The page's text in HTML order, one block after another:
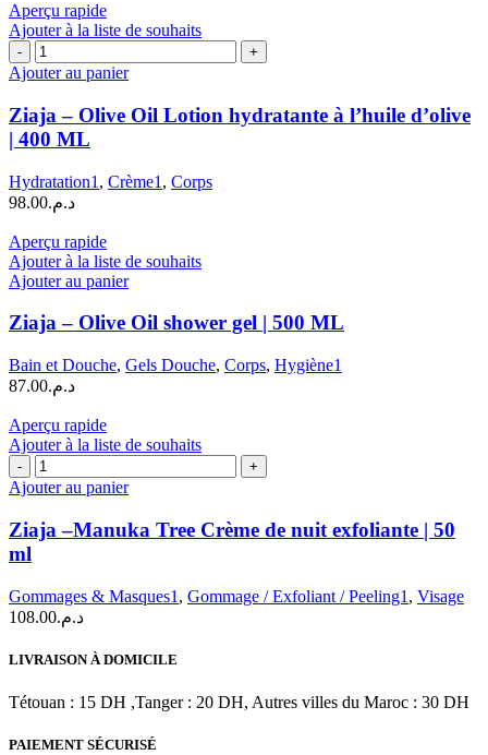
nourrissante
|
50
ML
Aperçu rapide
Ajouter à la liste de souhaits
quantité
de
–
Olive
Oil
hydratante
à
d'olive
|
400
Ajouter au panier
Ziaja – Olive Oil Lotion hydratante à l’huile d’olive
| 400 ML
Hydratation1 , Crème1 , Corps
د.م.98.00
Aperçu rapide
Ajouter à la liste de souhaits
Ajouter au panier
Ziaja – Olive Oil shower gel | 500 ML
Bain et Douche, Gels Douche, Corps, Hygiène1
د.م.87.00
Aperçu rapide
Ajouter à la liste de souhaits
quantité
de
–
Manuka
de
nuit
|
ml
Ajouter au panier
Ziaja –Manuka Tree Crème de nuit exfoliante | 50
ml
Gommages & Masques1 , Gommage / Exfoliant / Peeling1 , Visage
د.م.108.00
LIVRAISON À DOMICILE
Tétouan : 15 DH ,Tanger : 20 DH, Autres villes du Maroc : 30 DH
PAIEMENT SÉCURISÉ